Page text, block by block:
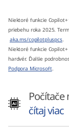
A
M
D
Niektoré funkcie
priebehu roka 2025.
aka.ms/copilotpluspcs.
Niektoré funkcie
hardvér. Ďalšie
Podpora Microsoft.
Počítače
čítaj viac